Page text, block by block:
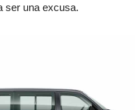
ser una excusa.